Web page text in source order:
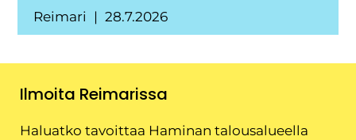
Reimari 28.7.2026
Ilmoita Reimarissa
Haluatko tavoittaa Haminan talousalueella